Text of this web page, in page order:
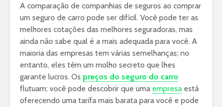
A comparação de companhias de seguros ao comprar
um seguro de carro pode ser difícil. Você pode ter as
melhores cotações das melhores seguradoras, mas
ainda não sabe qual é a mais adequada para você. A
maioria das empresas tem várias semelhanças; no
entanto, eles têm um molho secreto que lhes
garante lucros. Os preços do seguro do carro
flutuam; você pode descobrir que uma empresa está
oferecendo uma tarifa mais barata para você e pode